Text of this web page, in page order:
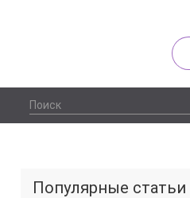
Популярные статьи